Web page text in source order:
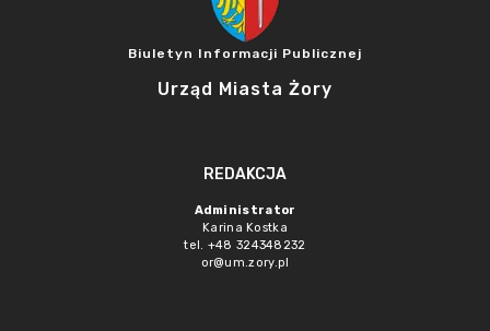
Biuletyn Informacji Publicznej
Urząd Miasta Żory
REDAKCJA
Administrator
Karina Kostka
tel. +48 324348232
or@um.zory.pl